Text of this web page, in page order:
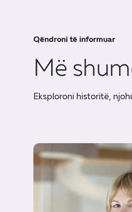
Qëndroni të informuar
Më
Eksploroni historitë,